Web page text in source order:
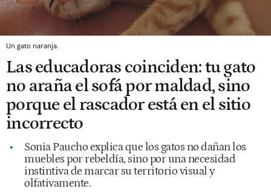
Un gato naranja.
Las educadoras coinciden: tu gato
no araña el sofá por maldad, sino
porque el rascador está en el sitio
incorrecto
Sonia Paucho explica que los gatos no dañan los
muebles por rebeldía, sino por una necesidad
instintiva de marcar su territorio visual y
olfativamente.